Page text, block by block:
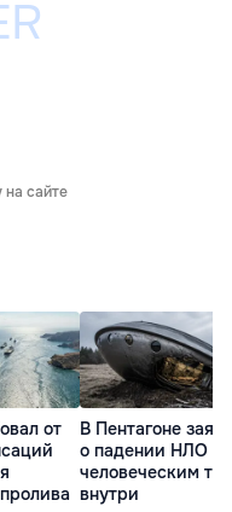
на сайте
от
В Пентагоне
о падении НЛО с
человеческим
внутри